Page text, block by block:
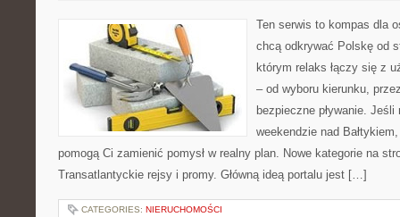
Ten serwis to kompas dla
chcą odkrywać Polskę od
którym relaks łączy się z
– od wyboru kierunku,
bezpieczne pływanie.
weekendzie nad
pomogą Ci zamienić pomysł w realny plan. Nowe kategorie na
Transatlantyckie rejsy i promy. Główną ideą portalu jest […]
CATEGORIES: NIERUCHOMOŚCI